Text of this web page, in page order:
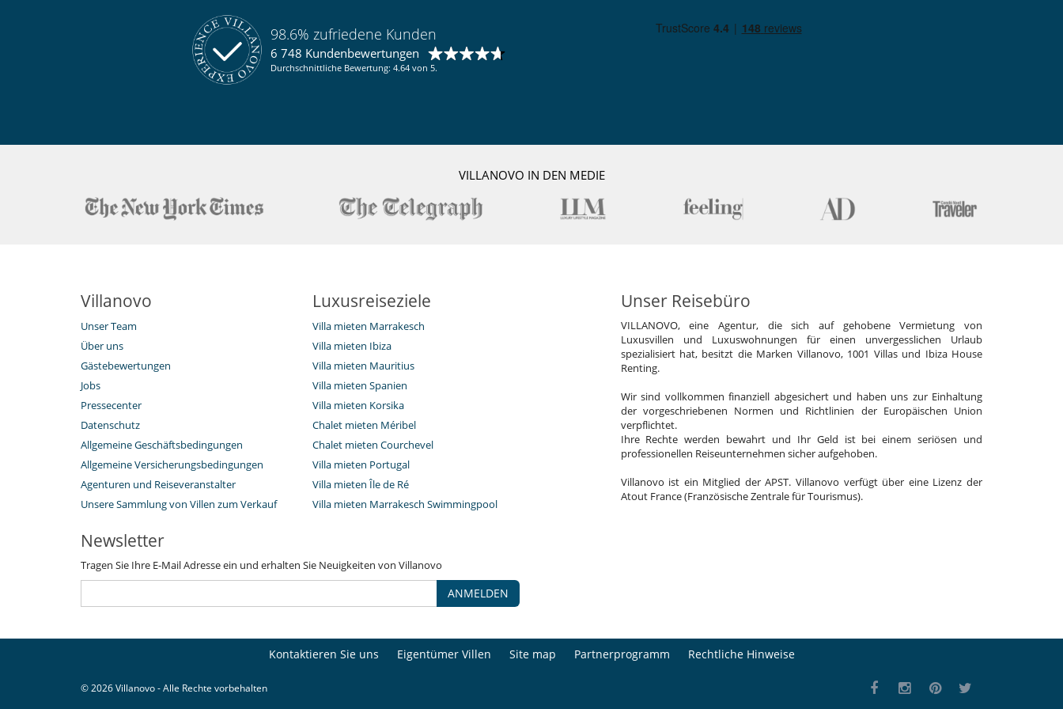
Schwimmbecken-Sicherheitssystem
98.6% zufriedene Kunden
6 748 Kundenbewertungen
Durchschnittliche Bewertung: 4.64 von 5.
VILLANOVO IN DEN MEDIE
Villanovo
Unser Team
Über uns
Gästebewertungen
Jobs
Pressecenter
Datenschutz
Allgemeine Geschäftsbedingungen
Allgemeine Versicherungsbedingungen
Agenturen und Reiseveranstalter
Unsere Sammlung von Villen zum Verkauf
Luxusreiseziele
Villa mieten Marrakesch
Villa mieten Ibiza
Villa mieten Mauritius
Villa mieten Spanien
Villa mieten Korsika
Chalet mieten Méribel
Chalet mieten Courchevel
Villa mieten Portugal
Villa mieten Île de Ré
Villa mieten Marrakesch Swimmingpool
Unser Reisebüro
VILLANOVO, eine Agentur, die sich auf gehobene Vermietung von
Luxusvillen und Luxuswohnungen für einen unvergesslichen Urlaub
spezialisiert hat, besitzt die Marken Villanovo, 1001 Villas und Ibiza House
Renting.
Wir sind vollkommen finanziell abgesichert und haben uns zur Einhaltung
der vorgeschriebenen Normen und Richtlinien der Europäischen Union
verpflichtet.
Ihre Rechte werden bewahrt und Ihr Geld ist bei einem seriösen und
professionellen Reiseunternehmen sicher aufgehoben.
Villanovo ist ein Mitglied der APST. Villanovo verfügt über eine Lizenz der
Atout France (Französische Zentrale für Tourismus).
Newsletter
Tragen Sie Ihre E-Mail Adresse ein und erhalten Sie Neuigkeiten von Villanovo
ANMELDEN
Kontaktieren Sie uns Eigentümer Villen Site map Partnerprogramm Rechtliche Hinweise
© 2026 Villanovo - Alle Rechte vorbehalten